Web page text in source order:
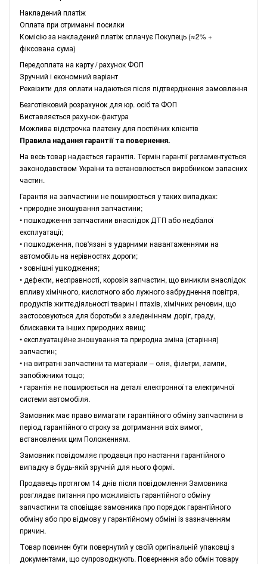
Накладений платіж
Оплата при отриманні посилки
Комісію за накладений платіж сплачує Покупець (≈2% +
фіксована сума)
Передоплата на карту / рахунок ФОП
Зручний і економний варіант
Реквізити для оплати надаються після підтвердження замовлення
Безготівковий розрахунок для юр. осіб та ФОП
Виставляється рахунок-фактура
Можлива відстрочка платежу для постійних клієнтів
Правила надання гарантії та повернення.
На весь товар надається гарантія. Термін гарантії регламентується
законодавством України та встановлюється виробником запасних
частин.
Гарантія на запчастини не поширюється у таких випадках:
• природне зношування запчастини;
• пошкодження запчастини внаслідок ДТП або недбалої
експлуатації;
• пошкодження, пов'язані з ударними навантаженнями на
автомобіль на нерівностях дороги;
• зовнішні ушкодження;
• дефекти, несправності, корозія запчастин, що виникли внаслідок
впливу хімічного, кислотного або лужного забруднення повітря,
продуктів життєдіяльності тварин і птахів, хімічних речовин, що
застосовуються для боротьби з зледенінням доріг, граду,
блискавки та інших природних явищ;
• експлуатаційне зношування та природна зміна (старіння)
запчастин;
• на витратні запчастини та матеріали – олія, фільтри, лампи,
запобіжники тощо;
• гарантія не поширюється на деталі електронної та електричної
системи автомобіля.
Замовник має право вимагати гарантійного обміну запчастини в
період гарантійного строку за дотримання всіх вимог,
встановлених цим Положенням.
Замовник повідомляє продавця про настання гарантійного
випадку в будь-якій зручній для нього формі.
Продавець протягом 14 днів після повідомлення Замовника
розглядає питання про можливість гарантійного обміну
запчастини та сповіщає замовника про порядок гарантійного
обміну або про відмову у гарантійному обміні із зазначенням
причин.
Товар повинен бути повернутий у своїй оригінальній упаковці з
документами, що супроводжують. Повернення або обмін товару